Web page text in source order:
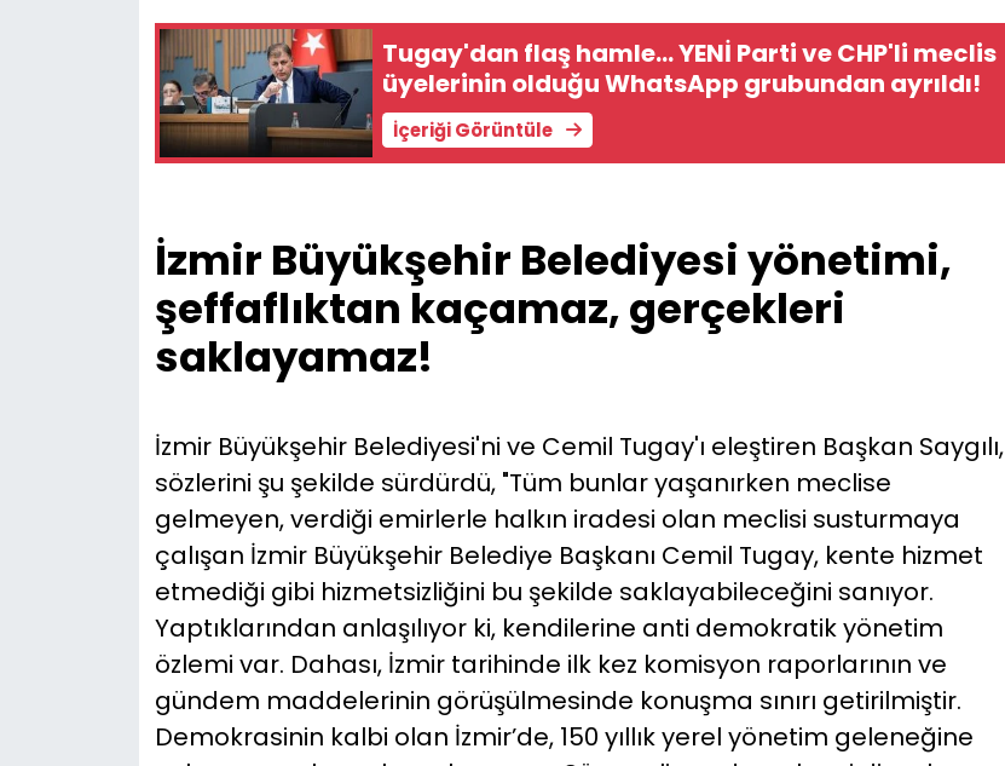
Tugay'dan flaş hamle... YENİ Parti ve CHP'li meclis
üyelerinin olduğu WhatsApp grubundan ayrıldı!
İçeriği Görüntüle
İzmir Büyükşehir Belediyesi yönetimi,
şeffaflıktan kaçamaz, gerçekleri
saklayamaz!
İzmir Büyükşehir Belediyesi'ni ve Cemil Tugay'ı eleştiren Başkan Saygılı,
sözlerini şu şekilde sürdürdü, "Tüm bunlar yaşanırken meclise
gelmeyen, verdiği emirlerle halkın iradesi olan meclisi susturmaya
çalışan İzmir Büyükşehir Belediye Başkanı Cemil Tugay, kente hizmet
etmediği gibi hizmetsizliğini bu şekilde saklayabileceğini sanıyor.
Yaptıklarından anlaşılıyor ki, kendilerine anti demokratik yönetim
özlemi var. Dahası, İzmir tarihinde ilk kez komisyon raporlarının ve
gündem maddelerinin görüşülmesinde konuşma sınırı getirilmiştir.
Demokrasinin kalbi olan İzmir’de, 150 yıllık yerel yönetim geleneğine